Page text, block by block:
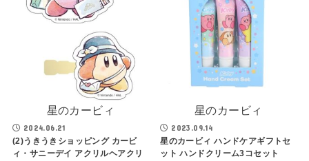
星のカービィ
2024.06.21
(2)うきうきショッピング カービ
ィ・サニーデイ アクリルヘアクリ
星のカービィ
2023.09.14
星のカービィ ハンドケアギフトセ
ット ハンドクリーム3コセット